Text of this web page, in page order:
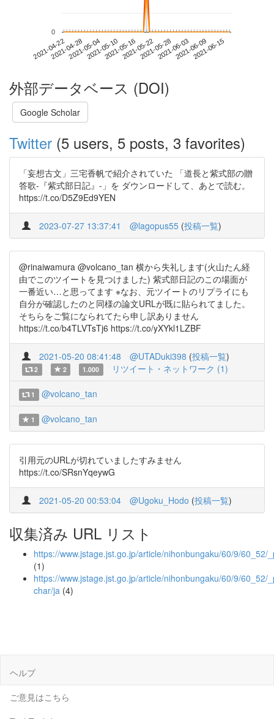
2021-04-222021-04-282021-05-042021-05-102021-05-162021-05-222021-05-282021-06-032021-06-092021-06-15
0
外部データベース (DOI)
Google Scholar
Twitter (5 users, 5 posts, 3 favorites)
「妄想古文」三宅香帆で紹介されていた 「道長と紫式部の贈
答歌-『紫式部日記』-」を ダウンロードして、あとで読む。
https://t.co/D5Z9Ed9YEN
2023-07-27 13:37:41 @lagopus55 (投稿一覧)
@rinaiwamura @volcano_tan 横から失礼します(火山たん経
由でこのツイートを見つけました) 紫式部日記のこの場面が
一番近い…と思ってます ※なお、元ツイートのリプライにも
自分が確認したのと同様の論文URLが既に貼られてました。
そちらをご覧になられてたら申し訳ありません
https://t.co/b4TLVTsTj6 https://t.co/yXYkl1LZBF
2021-05-20 08:41:48 @UTADuki398 (投稿一覧)
2 2 1.000 リツイート・ネットワーク (1)
1 @volcano_tan
1 @volcano_tan
引用元のURLが切れていましたすみません
https://t.co/SRsnYqeywG
2021-05-20 00:53:04 @Ugoku_Hodo (投稿一覧)
収集済み URL リスト
https://www.jstage.jst.go.jp/article/nihonbungaku/60/9/60_52/
(1)
https://www.jstage.jst.go.jp/article/nihonbungaku/60/9/60_52/
char/ja (4)
ヘルプ
ご意見はこちら